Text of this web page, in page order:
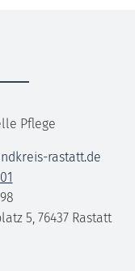
Pflege
rastatt.de
5, 76437 Rastatt